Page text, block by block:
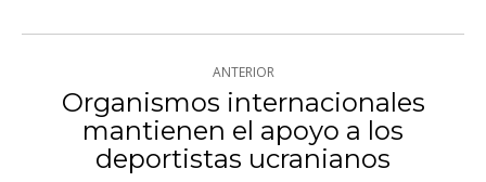
Navegación
entre
publicaciones
ANTERIOR
Publicación
anterior:
Organismos internacionales
mantienen el apoyo a los
deportistas ucranianos